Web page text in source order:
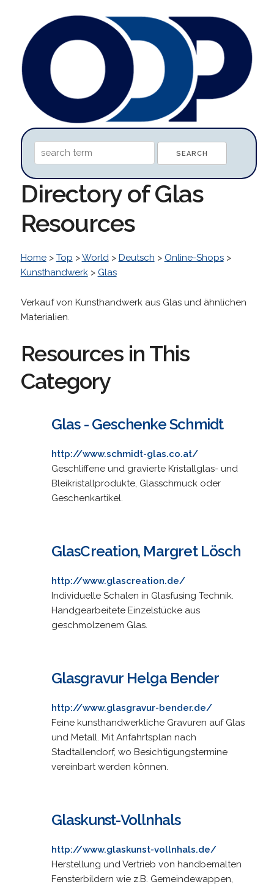
Directory of Glas
Resources
Home> Top >World> Deutsch > Online-Shops>
Kunsthandwerk> Glas
Verkauf von Kunsthandwerk aus Glas und ähnlichen
Materialien.
Resources in This
Category
Glas - Geschenke Schmidt
http://www.schmidt-glas.co.at/
Geschliffene und gravierte Kristallglas- und
Bleikristallprodukte, Glasschmuck oder
Geschenkartikel.
GlasCreation, Margret Lösch
http://www.glascreation.de/
Individuelle Schalen in Glasfusing Technik.
Handgearbeitete Einzelstücke aus
geschmolzenem Glas.
Glasgravur Helga Bender
http://www.glasgravur-bender.de/
Feine kunsthandwerkliche Gravuren auf Glas
und Metall. Mit Anfahrtsplan nach
Stadtallendorf, wo Besichtigungstermine
vereinbart werden können.
Glaskunst-Vollnhals
http://www.glaskunst-vollnhals.de/
Herstellung und Vertrieb von handbemalten
Fensterbildern wie z.B. Gemeindewappen,